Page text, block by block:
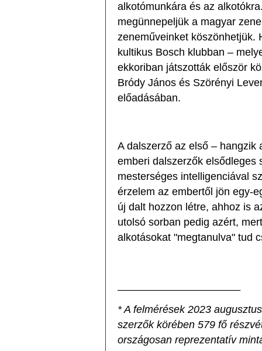
alkotómunkára és az
megünnepeljük a magyar
zeneműveinket köszönhetjük.
kultikus Bosch klubban –
ekkoriban játszották először
Bródy János és Szörényi
előadásában.
A dalszerző az első – hangzik
emberi dalszerzők elsődleges
mesterséges intelligenciával
érzelem az embertől jön egy-
új dalt hozzon létre, ahhoz is
utolsó sorban pedig azért,
alkotásokat "megtanulva" tud
* A felmérések 2023
szerzők körében 579 fő
országosan reprezentatív